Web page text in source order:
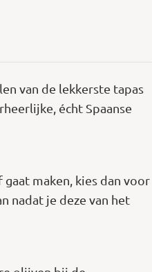
van de lekkerste tapas
écht Spaanse
maken, kies dan voor
nadat je deze van het